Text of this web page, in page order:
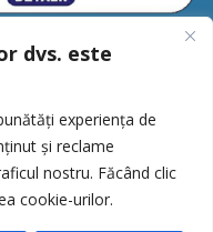
dvs. este
experiența de
și reclame
nostru. Făcând clic
cookie-urilor.